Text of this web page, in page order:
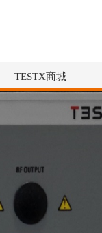
TESTX商城